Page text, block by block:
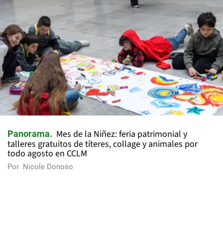
Panorama
Mes de la Niñez: feria patrimonial y
talleres gratuitos de títeres, collage y animales por
todo agosto en CCLM
Por Nicole Donoso